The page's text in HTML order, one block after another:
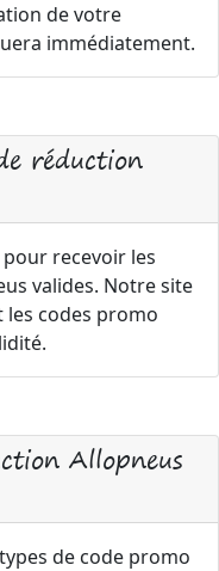
de votre
immédiatement.
réduction
recevoir les
valides. Notre site
codes promo
Allopneus
de code promo